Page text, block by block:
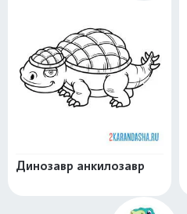
Динозавр анкилозавр